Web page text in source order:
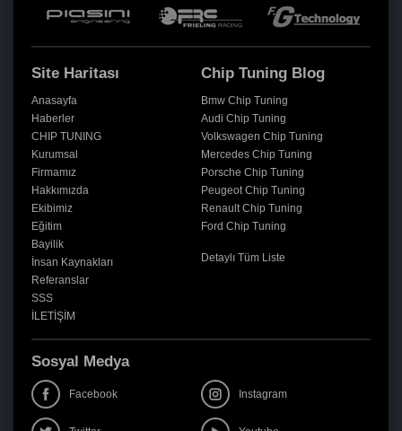
Site Haritası
Anasayfa
Haberler
CHIP TUNING
Kurumsal
Firmamız
Hakkımızda
Ekibimiz
Eğitim
Bayilik
İnsan Kaynakları
Referanslar
SSS
İLETİŞİM
Chip Tuning Blog
Bmw Chip Tuning
Audi Chip Tuning
Volkswagen Chip Tuning
Mercedes Chip Tuning
Porsche Chip Tuning
Peugeot Chip Tuning
Renault Chip Tuning
Ford Chip Tuning
Detaylı Tüm Liste
Sosyal Medya
Facebook Instagram